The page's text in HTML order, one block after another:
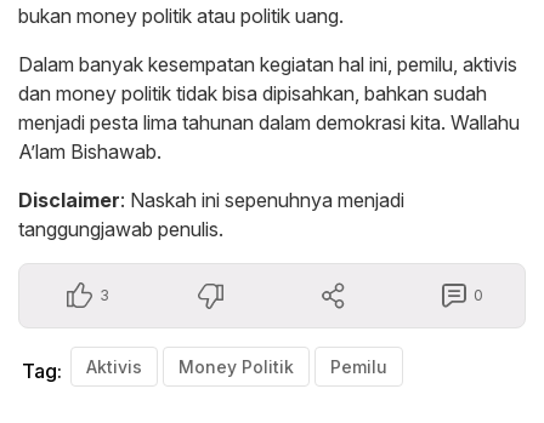
bukan money politik atau politik uang.
Dalam banyak kesempatan kegiatan hal ini, pemilu, aktivis
dan money politik tidak bisa dipisahkan, bahkan sudah
menjadi pesta lima tahunan dalam demokrasi kita. Wallahu
A’lam Bishawab.
Disclaimer: Naskah ini sepenuhnya menjadi
tanggungjawab penulis.
3 0
Tag: Aktivis Money Politik Pemilu